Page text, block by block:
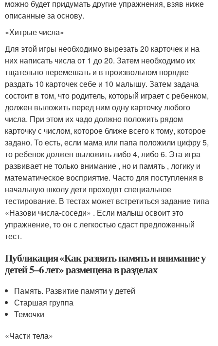
можно будет придумать другие упражнения, взяв ниже
описанные за основу.
«Хитрые числа»
Для этой игры необходимо вырезать 20 карточек и на
них написать числа от 1 до 20. Затем необходимо их
тщательно перемешать и в произвольном порядке
раздать 10 карточек себе и 10 малышу. Затем задача
состоит в том, что родитель, который играет с ребенком,
должен выложить перед ним одну карточку любого
числа. При этом их чадо должно положить рядом
карточку с числом, которое ближе всего к тому, которое
задано. То есть, если мама или папа положили цифру 5,
то ребенок должен выложить либо 4, либо 6. Эта игра
развивает не только внимание , но и память , логику и
математическое восприятие. Часто для поступления в
начальную школу дети проходят специальное
тестирование. В тестах может встретиться задание типа
«Назови числа-соседи» . Если малыш освоит это
упражнение, то он с легкостью сдаст предложенный
тест.
Публикация «Как развить память и внимание у
детей 5–6 лет» размещена в разделах
Память. Развитие памяти у детей
Старшая группа
Темочки
«Части тела»